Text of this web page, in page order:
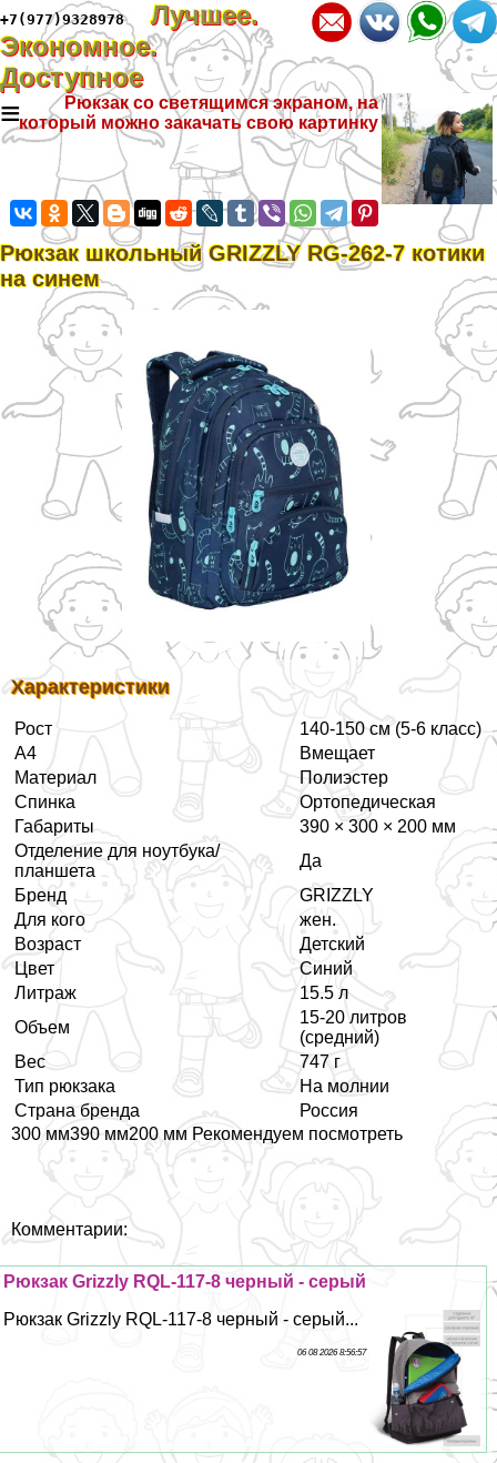
+7(977)9328978
Лучшее.
Экономное.
Доступное
≡
Рюкзак со светящимся экраном, на
который можно закачать свою картинку
Рюкзак школьный GRIZZLY RG-262-7 котики
на синем
Хаpaктеристики
Рост
140-150 см (5-6 класс)
А4
Вмещает
Материал
Полиэстер
Спинка
Ортопедическая
Габариты
390 × 300 × 200 мм
Отделение для ноутбука/
планшета
Да
Бренд
GRIZZLY
Для кого
жен.
Возраст
Детский
Цвет
Синий
Литраж
15.5 л
Объем
15-20 литров
(средний)
Вес
747 г
Тип рюкзака
На молнии
Страна бренда
Россия
300 мм390 мм200 мм Рекомендуем посмотреть
Комментарии:
Рюкзак Grizzly RQL-117-8 черный - серый
Рюкзак Grizzly RQL-117-8 черный - серый...
06 08 2026 8:56:57